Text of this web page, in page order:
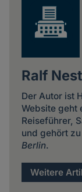
Ralf
Der Autor ist
Website geht
Reiseführer,
und gehört
Berlin.
Weitere